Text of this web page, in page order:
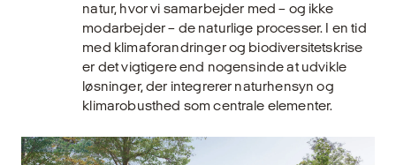
natur, hvor vi samarbejder med – og ikke
modarbejder – de naturlige processer. I en tid
med klimaforandringer og biodiversitetskrise
er det vigtigere end nogensinde at udvikle
løsninger, der integrerer naturhensyn og
klimarobusthed som centrale elementer.